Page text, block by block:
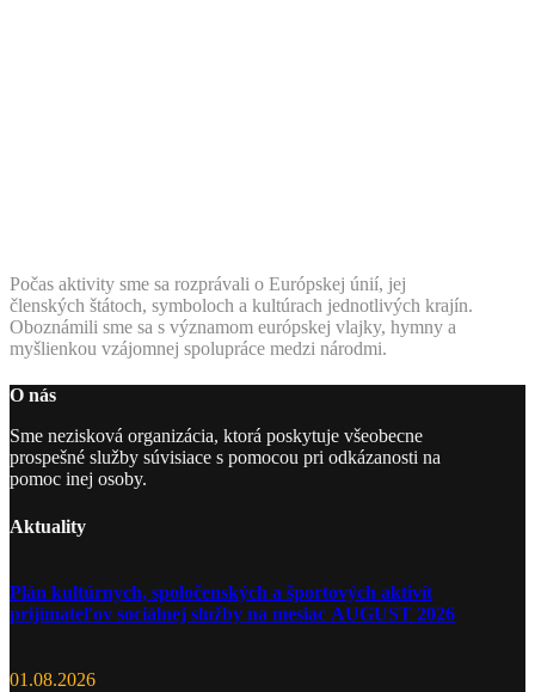
Počas aktivity sme sa rozprávali o Európskej únií, jej
členských štátoch, symboloch a kultúrach jednotlivých krajín.
Oboznámili sme sa s významom európskej vlajky, hymny a
myšlienkou vzájomnej spolupráce medzi národmi.
O nás
Sme nezisková organizácia, ktorá poskytuje všeobecne
prospešné služby súvisiace s pomocou pri odkázanosti na
pomoc inej osoby.
Aktuality
Plán kultúrnych, spoločenských a športových aktivít
prijímateľov sociálnej služby na mesiac AUGUST 2026
01.08.2026